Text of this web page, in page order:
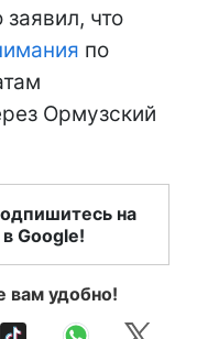
что
по
Ормузский
на
Google!
вам удобно!